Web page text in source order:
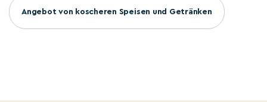
Angebot von koscheren Speisen und Getränken